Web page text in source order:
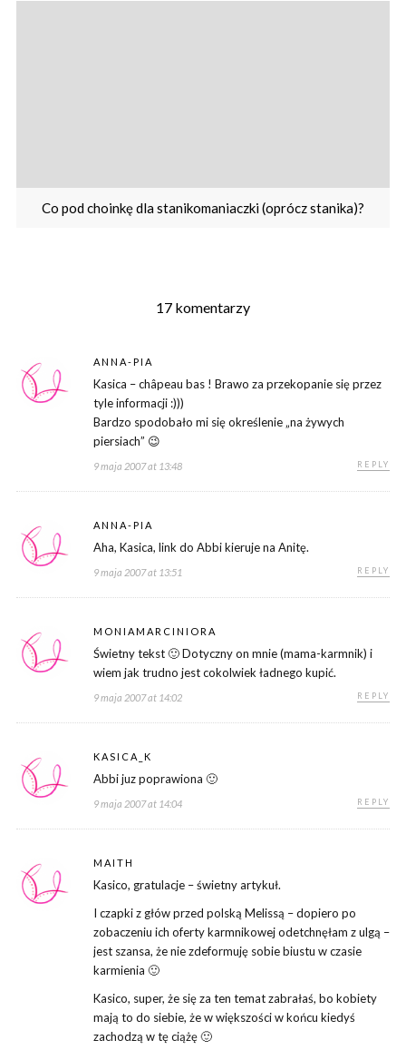
Co pod choinkę dla stanikomaniaczki (oprócz stanika)?
17 komentarzy
ANNA-PIA
Kasica – châpeau bas ! Brawo za przekopanie się przez
tyle informacji :)))
Bardzo spodobało mi się określenie „na żywych
piersiach” 😉
9 maja 2007 at 13:48 REPLY
ANNA-PIA
Aha, Kasica, link do Abbi kieruje na Anitę.
9 maja 2007 at 13:51 REPLY
MONIAMARCINIORA
Świetny tekst 🙂 Dotyczny on mnie (mama-karmnik) i
wiem jak trudno jest cokolwiek ładnego kupić.
9 maja 2007 at 14:02 REPLY
KASICA_K
Abbi juz poprawiona 🙂
9 maja 2007 at 14:04 REPLY
MAITH
Kasico, gratulacje – świetny artykuł.
I czapki z głów przed polską Melissą – dopiero po
zobaczeniu ich oferty karmnikowej odetchnęłam z ulgą –
jest szansa, że nie zdeformuję sobie biustu w czasie
karmienia 🙂
Kasico, super, że się za ten temat zabrałaś, bo kobiety
mają to do siebie, że w większości w końcu kiedyś
zachodzą w tę ciążę 🙂